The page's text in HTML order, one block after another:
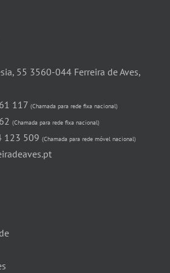
55 3560-044 Ferreira de Aves,
117 (Chamada para rede fixa nacional)
(Chamada para rede fixa nacional)
123 509 (Chamada para rede móvel nacional)